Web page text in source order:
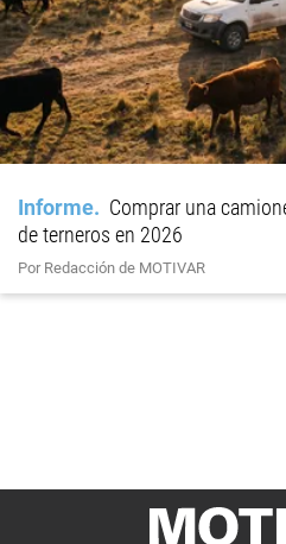
Informe
Comprar una
de terneros en 2026
Por Redacción de MOTIVAR